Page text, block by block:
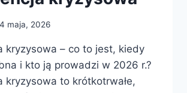
4 maja, 2026
kryzysowa – co to jest, kiedy
i kto ją prowadzi w 2026 r.?
kryzysowa to krótkotrwałe,